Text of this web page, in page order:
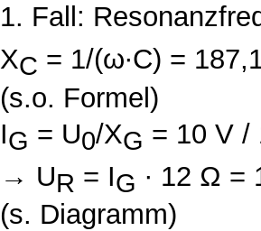
1. Fall:
XC = 1/(ω∙C) =
(s.o. Formel)
IG = U0/XG = 10 V /
→ UR = IG ∙ 12 Ω
(s. Diagramm)